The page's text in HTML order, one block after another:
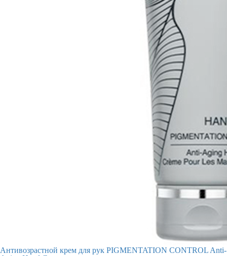
Антивозрастной крем для рук PIGMENTATION CONTROL Anti-